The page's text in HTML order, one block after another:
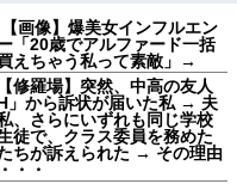
【画像】爆美女インフルエン
「20歳でアルファード一括
えちゃう私って素敵」→
【修羅場】突然、中高の友人
H」から訴状が届いた私 → 夫
、さらにいずれも同じ学校
徒で、クラス委員を務めた
ちが訴えられた → その理由
・・